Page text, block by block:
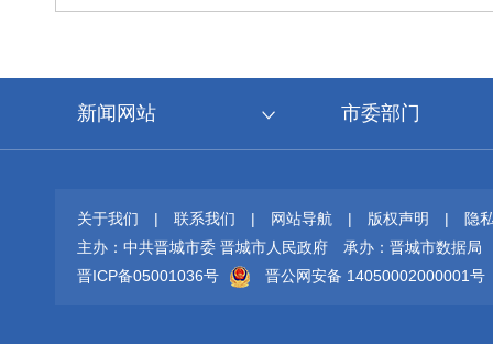
新闻网站 市委部门
关于我们 | 联系我们 | 网站导航 | 版权声明 |
隐
主办：中共晋城市委 晋城市人民政府
承办：晋城市数据局
晋ICP备05001036号
晋公网安备 14050002000001号